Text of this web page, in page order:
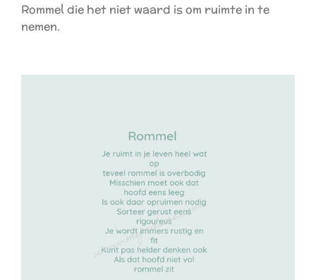
Rommel die het niet waard is om ruimte in te
nemen.